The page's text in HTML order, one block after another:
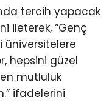
tercih yapacak
ileterek, “Genç
üniversitelere
hepsini güzel
mutluluk
ifadelerini